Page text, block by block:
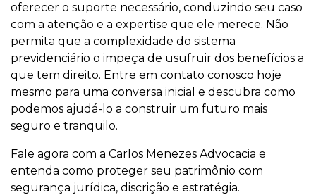
oferecer o suporte necessário, conduzindo seu caso
com a atenção e a expertise que ele merece. Não
permita que a complexidade do sistema
previdenciário o impeça de usufruir dos benefícios a
que tem direito. Entre em contato conosco hoje
mesmo para uma conversa inicial e descubra como
podemos ajudá-lo a construir um futuro mais
seguro e tranquilo.
Fale agora com a Carlos Menezes Advocacia e
entenda como proteger seu patrimônio com
segurança jurídica, discrição e estratégia.